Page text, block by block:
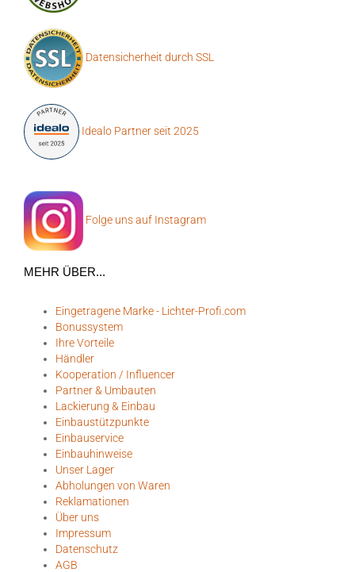
Datensicherheit durch SSL
Idealo Partner seit 2025
Folge uns auf Instagram
MEHR ÜBER...
Eingetragene Marke - Lichter-Profi.com
Bonussystem
Ihre Vorteile
Händler
Kooperation / Influencer
Partner & Umbauten
Lackierung & Einbau
Einbaustützpunkte
Einbauservice
Einbauhinweise
Unser Lager
Abholungen von Waren
Reklamationen
Über uns
Impressum
Datenschutz
AGB